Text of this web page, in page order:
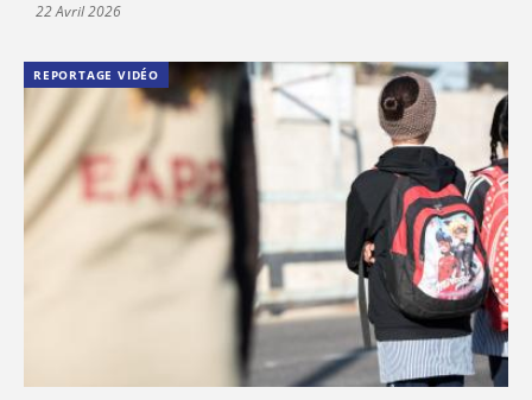
22 Avril 2026
REPORTAGE VIDÉO